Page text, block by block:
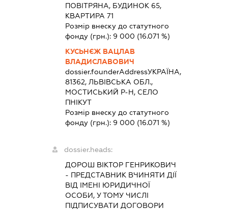
ПОВІТРЯНА, БУДИНОК 65,
КВАРТИРА 71
Розмір внеску до статутного
фонду (грн.): 9 000 (16.071 %)
КУСЬНЄЖ ВАЦЛАВ
ВЛАДИСЛАВОВИЧ
dossier.founderAddressУКРАЇНА,
81362, ЛЬВІВСЬКА ОБЛ.,
МОСТИСЬКИЙ Р-Н, СЕЛО
ПНІКУТ
Розмір внеску до статутного
фонду (грн.): 9 000 (16.071 %)
dossier.heads:
ДОРОШ ВІКТОР ГЕНРИКОВИЧ
- ПРЕДСТАВНИК ВЧИНЯТИ ДІЇ
ВІД ІМЕНІ ЮРИДИЧНОЇ
ОСОБИ, У ТОМУ ЧИСЛІ
ПІДПИСУВАТИ ДОГОВОРИ